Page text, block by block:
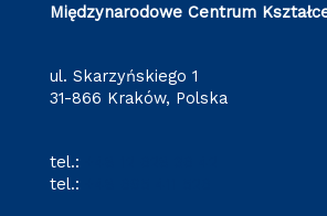
Międzynarodowe Centrum
ul. Skarzyńskiego 1
31-866 Kraków, Polska
tel.:
tel.: